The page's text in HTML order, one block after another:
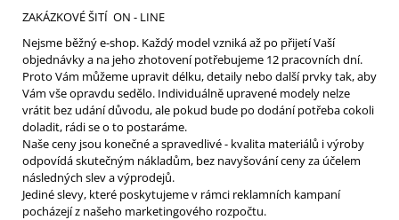
ZAKÁZKOVÉ ŠITÍ ON - LINE
Nejsme běžný e-shop. Každý model vzniká až po přijetí Vaší
objednávky a na jeho zhotovení potřebujeme 12 pracovních dní.
Proto Vám můžeme upravit délku, detaily nebo další prvky tak, aby
Vám vše opravdu sedělo. Individuálně upravené modely nelze
vrátit bez udání důvodu, ale pokud bude po dodání potřeba cokoli
doladit, rádi se o to postaráme.
Naše ceny jsou konečné a spravedlivé - kvalita materiálů i výroby
odpovídá skutečným nákladům, bez navyšování ceny za účelem
následných slev a výprodejů.
Jediné slevy, které poskytujeme v rámci reklamních kampaní
pocházejí z našeho marketingového rozpočtu.